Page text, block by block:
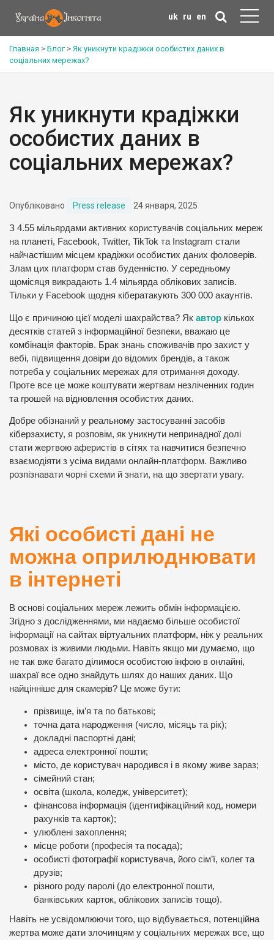
uk ru en
Главная > Блог> Як уникнути крадіжки особистих даних в
соціальних мережах?
Як уникнути крадіжки
особистих даних в
соціальних мережах?
Опубліковано Press release 24 января, 2025
З 4.55 мільярдами активних користувачів соціальних мереж
на планеті, Facebook, Twitter, TikTok та Instagram стали
найчастішим місцем крадіжки особистих даних фоловерів.
Злам цих платформ став буденністю. У середньому
щомісяця викрадають 1.4 мільярда облікових записів.
Тільки у Facebook щодня кібератакують 300 000 акаунтів.
Що є причиною цієї моделі шахрайства? Як автор кількох
десятків статей з інформаційної безпеки, вважаю це
комбінація факторів. Брак знань споживачів про захист у
вебі, підвищення довіри до відомих брендів, а також
потреба у соціальних мережах для отримання доходу.
Проте все це може коштувати жертвам незліченних годин
та грошей на відновлення особистих даних.
Добре обізнаний у реальному застосуванні засобів
кіберзахисту, я розповім, як уникнути непринадної долі
стати жертвою аферистів в сітях та навчитися безпечно
взаємодіяти з усіма видами онлайн-платформ. Важливо
розпізнавати чорні схеми й знати, на що звертати увагу.
Які особисті дані не
можна оприлюднювати
в інтернеті
В основі соціальних мереж лежить обмін інформацією.
Згідно з дослідженнями, ми надаємо більше особистої
інформації на сайтах віртуальних платформ, ніж у реальних
розмовах із живими людьми. Навіть якщо ми думаємо, що
не так вже багато ділимося особистою інфою в онлайні,
шахраї все одно знайдуть шлях до наших даних. Що
найцінніше для скамерів? Це може бути:
прізвище, ім’я та по батькові;
точна дата народження (число, місяць та рік);
докладні паспортні дані;
адреса електронної пошти;
місто, де користувач народився і в якому живе зараз;
сімейний стан;
освіта (школа, коледж, університет);
фінансова інформація (ідентифікаційний код, номери
рахунків та карток);
улюблені захоплення;
місце роботи (професія та посада);
особисті фотографії користувача, його сім’ї, колег та
друзів;
різного роду паролі (до електронної пошти,
банківських карток, облікових записів тощо).
Навіть не усвідомлюючи того, що відбувається, потенційна
жертва може дати злочинцям у соціальних мережах все, що